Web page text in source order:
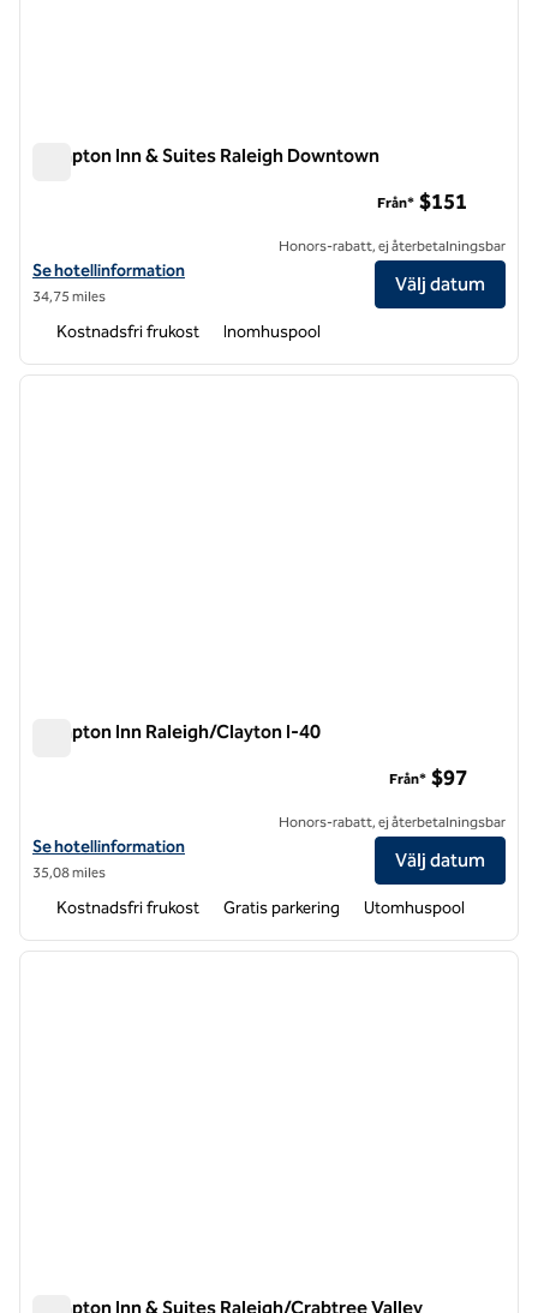
Hampton Inn & Suites Raleigh Downtown
Visa hotelldetaljer för Hampton Inn & Suites Raleigh Downtown
Se hotellinformation
34,75 miles
Från* $151
Honors-rabatt, ej återbetalningsbar
Välj datum
Kostnadsfri frukost Inomhuspool
1 av 12
nästa
Hampton Inn Raleigh/Clayton I-40
Visa hotelldetaljer för Hampton Inn Raleigh/Clayton I-40
Se hotellinformation
35,08 miles
Från* $97
Honors-rabatt, ej återbetalningsbar
Välj datum
Kostnadsfri frukost Gratis parkering Utomhuspool
1 av 12
nästa
Hampton Inn & Suites Raleigh/Crabtree Valley